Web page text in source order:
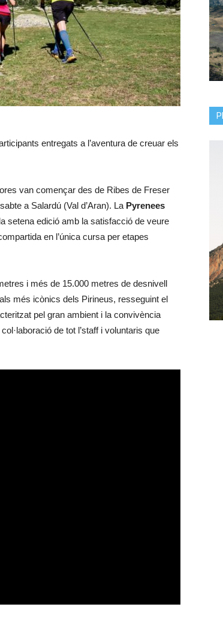
entregats a l’aventura de creuar els
van començar des de Ribes de Freser
a Salardú (Val d’Aran). La Pyrenees
setena edició amb la satisfacció de veure
en l’única cursa per etapes
i més de 15.000 metres de desnivell
més icònics dels Pirineus, resseguint el
pel gran ambient i la convivència
de tot l’staff i voluntaris que